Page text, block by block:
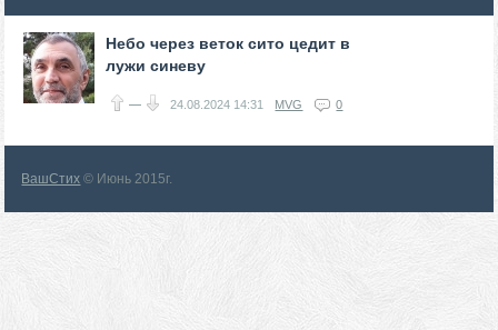
Небо через веток сито цедит в
лужи синеву
— 24.08.2024 14:31 MVG 0
ВашСтих © Июнь 2015г.